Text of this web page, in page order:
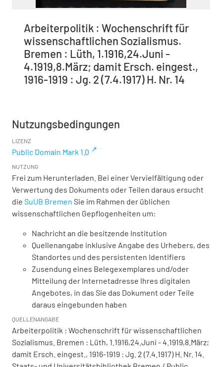
Arbeiterpolitik : Wochenschrift für
wissenschaftlichen Sozialismus.
Bremen : Lüth, 1.1916,24.Juni -
4.1919,8.März; damit Ersch. eingest.,
1916-1919 : Jg. 2 (7.4.1917) H. Nr. 14
Nutzungsbedingungen
LIZENZ
Public Domain Mark 1.0
NUTZUNG
Frei zum Herunterladen. Bei einer Vervielfältigung oder
Verwertung des Dokuments oder Teilen daraus ersucht
die SuUB Bremen Sie im Rahmen der üblichen
wissenschaftlichen Gepflogenheiten um:
Nachricht an die besitzende Institution
Quellenangabe inklusive Angabe des Urhebers, des
Standortes und des persistenten Identifiers
Zusendung eines Belegexemplares und/oder
Mitteilung der Internetadresse Ihres digitalen
Angebotes, in das Sie das Dokument oder Teile
daraus eingebunden haben
QUELLENANGABE
Arbeiterpolitik : Wochenschrift für wissenschaftlichen
Sozialismus. Bremen : Lüth, 1.1916,24.Juni - 4.1919,8.März;
damit Ersch. eingest., 1916-1919 : Jg. 2 (7.4.1917) H. Nr. 14.